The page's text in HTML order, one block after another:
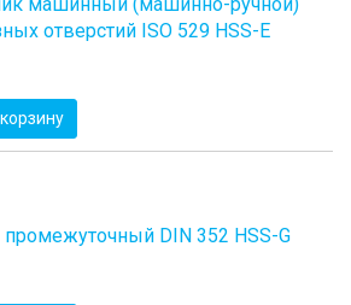
отверстий ISO 529 HSS-E
DIN 352 HSS-G